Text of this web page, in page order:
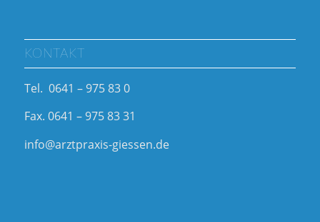
KONTAKT
Tel. 0641 – 975 83 0
Fax. 0641 – 975 83 31
info@arztpraxis-giessen.de